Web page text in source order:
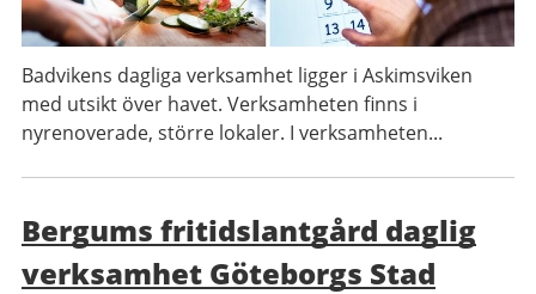
Badvikens dagliga verksamhet ligger i Askimsviken
med utsikt över havet. Verksamheten finns i
nyrenoverade, större lokaler. I verksamheten...
Bergums fritidslantgård daglig
verksamhet Göteborgs Stad